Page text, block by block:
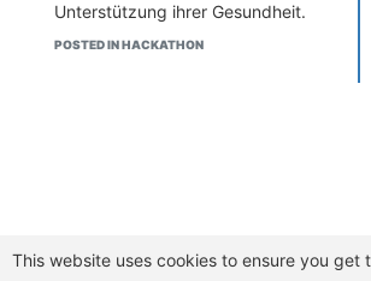
Unterstützung ihrer Gesundheit.
Genau hier gewinnt
natürlichen Inhaltsstoffen
POSTED IN HACKATHON
This website uses cookies to ensure you get